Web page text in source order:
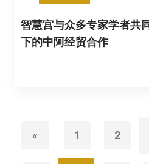
智慧宫与众多专家学者共
下的中阿经贸合作
« 1 2